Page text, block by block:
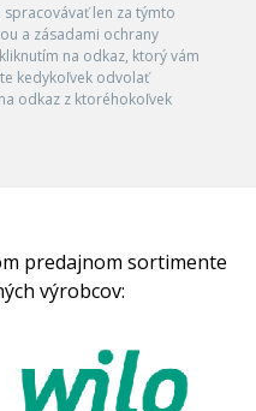
len za týmto
a zásadami ochrany
na odkaz, ktorý vám
kedykoľvek odvolať
odkaz z ktoréhokoľvek
predajnom sortimente
výrobcov: